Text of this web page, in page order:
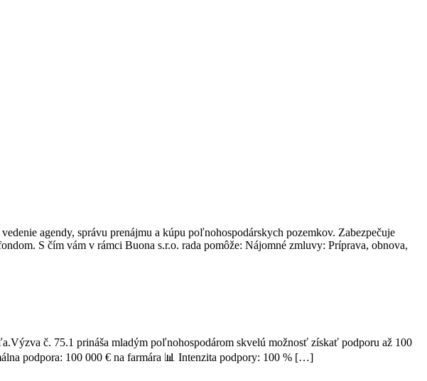
agendy, správu prenájmu a kúpu poľnohospodárskych pozemkov. Zabezpečuje
S čím vám v rámci Buona s.r.o. rada pomôže: Nájomné zmluvy: Príprava, obnova,
č. 75.1 prináša mladým poľnohospodárom skvelú možnosť získať podporu až 100
podpora: 100 000 € na farmára 📊 Intenzita podpory: 100 % […]